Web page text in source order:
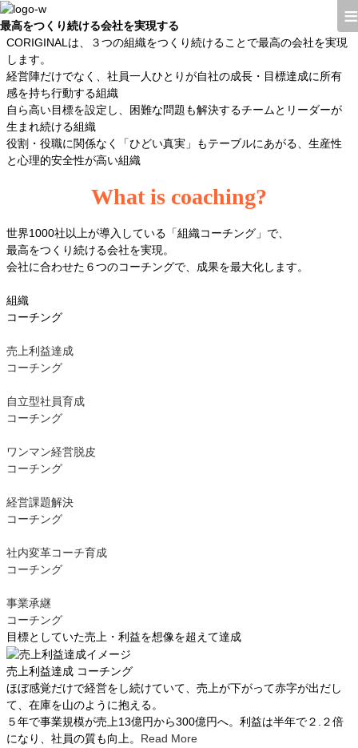
最高をつくり続ける会社を実現する ≡
CORIGINALは、 ３つの組織をつくり続けることで最高の会社を実現
します。
経営陣だけでなく、 社員一人ひとりが自社の成長・ 目標達成に所有
感を持ち行動する組織
自ら高い目標を設定し、 困難な問題も解決するチームとリーダーが
生まれ続ける組織
役割・役職に関係なく
「ひどい真実」もテーブルにあがる、 生産性
と心理的安全性が高い組織
What is coaching?
世界1000社以上が導入している 「組織コーチング」で、
最高をつくり続ける会社を実現。
会社に合わせた６つのコーチングで、 成果を最大化します。
組織
コーチング
売上利益達成
コーチング
自立型社員育成
コーチング
ワンマン経営脱皮
コーチング
経営課題解決
コーチング
社内変革コーチ育成
コーチング
事業承継
コーチング
目標としていた売上・利益を想像を超えて達成
売上利益達成 コーチング
ほぼ感覚だけで経営をし続けていて、売上が下がって赤字が出だし
て、在庫を山のように抱える。
５年で事業規模が売上13億円から300億円へ。利益は半年で２.２倍
になり、社員の質も向上。 Read More